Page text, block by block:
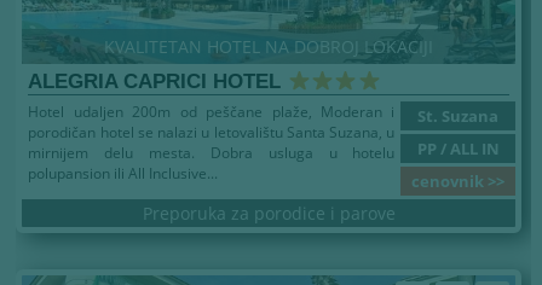
KVALITETAN HOTEL NA DOBROJ LOKACIJI
ALEGRIA CAPRICI HOTEL
St. Suzana
PP / ALL IN
cenovnik >>
Hotel udaljen 200m od peščane plaže, Moderan i
porodičan hotel se nalazi u letovalištu Santa Suzana, u
mirnijem delu mesta. Dobra usluga u hotelu
polupansion ili All Inclusive...
Preporuka za porodice i parove